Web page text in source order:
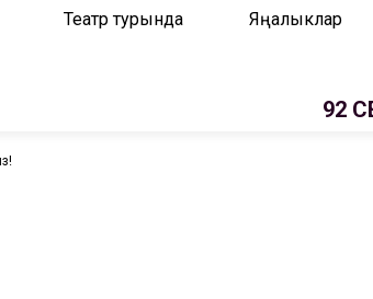
Театр турында Яңалыклар
92